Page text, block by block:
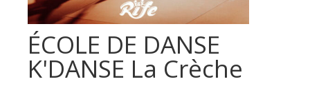
ÉCOLE DE DANSE
K'DANSE La Crèche